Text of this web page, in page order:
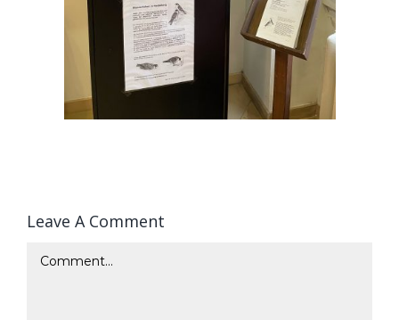
Leave A Comment
Comment